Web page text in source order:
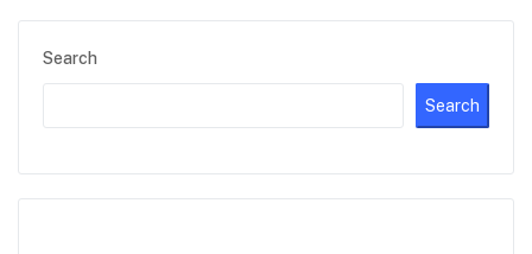
Search
Search